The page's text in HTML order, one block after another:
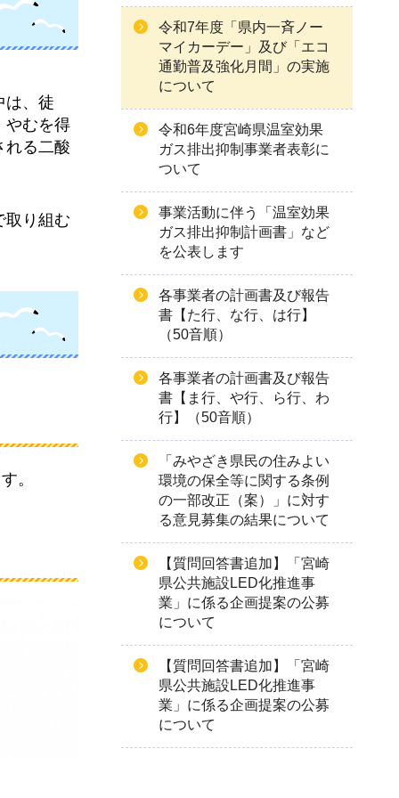
は、徒
やむを得
れる二酸
取り組む
。
令和7年度「県内一斉ノー
マイカーデー」及び「エコ
通勤普及強化月間」の実施
について
令和6年度宮崎県温室効果
ガス排出抑制事業者表彰に
ついて
事業活動に伴う「温室効果
ガス排出抑制計画書」など
を公表します
各事業者の計画書及び報告
書【た行、な行、は行】
（50音順）
各事業者の計画書及び報告
書【ま行、や行、ら行、わ
行】（50音順）
「みやざき県民の住みよい
環境の保全等に関する条例
の一部改正（案）」に対す
る意見募集の結果について
【質問回答書追加】「宮崎
県公共施設LED化推進事
業」に係る企画提案の公募
について
【質問回答書追加】「宮崎
県公共施設LED化推進事
業」に係る企画提案の公募
について